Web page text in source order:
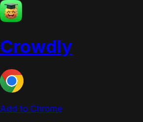
Crowdly
Add to Chrome